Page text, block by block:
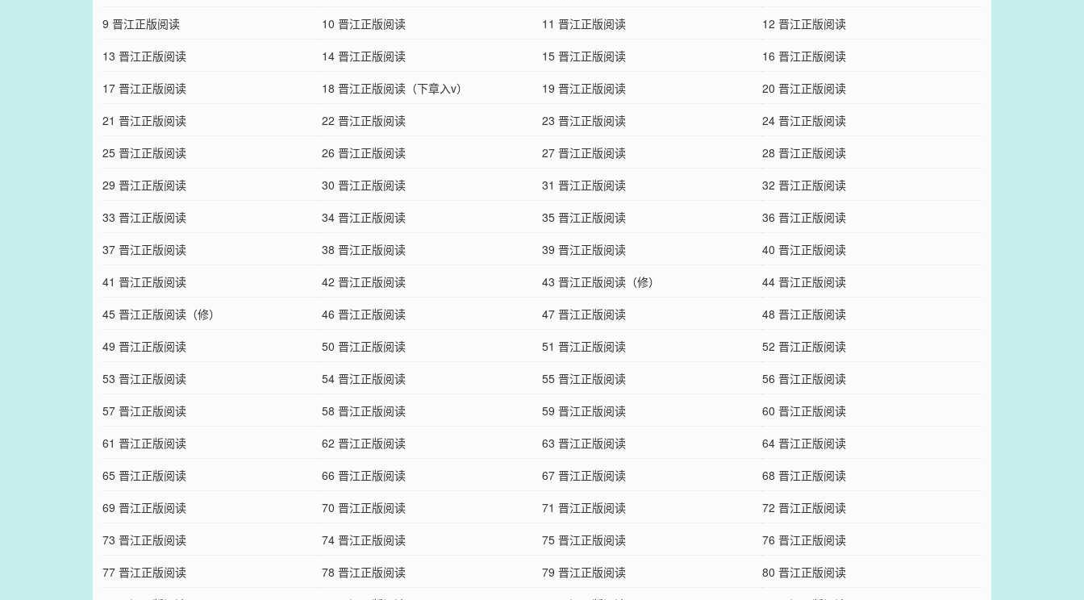
9 晋江正版阅读
10 晋江正版阅读 11 晋江正版阅读
12 晋江正版阅读
13 晋江正版阅读
14 晋江正版阅读 15 晋江正版阅读
16 晋江正版阅读
17 晋江正版阅读
18 晋江正版阅读（下章入v） 19 晋江正版阅读
20 晋江正版阅读
21 晋江正版阅读
22 晋江正版阅读 23 晋江正版阅读
24 晋江正版阅读
25 晋江正版阅读
26 晋江正版阅读 27 晋江正版阅读
28 晋江正版阅读
29 晋江正版阅读
30 晋江正版阅读 31 晋江正版阅读
32 晋江正版阅读
33 晋江正版阅读
34 晋江正版阅读 35 晋江正版阅读
36 晋江正版阅读
37 晋江正版阅读
38 晋江正版阅读 39 晋江正版阅读
40 晋江正版阅读
41 晋江正版阅读
42 晋江正版阅读 43 晋江正版阅读（修）
44 晋江正版阅读
45 晋江正版阅读（修）
46 晋江正版阅读 47 晋江正版阅读
48 晋江正版阅读
49 晋江正版阅读
50 晋江正版阅读 51 晋江正版阅读
52 晋江正版阅读
53 晋江正版阅读
54 晋江正版阅读 55 晋江正版阅读
56 晋江正版阅读
57 晋江正版阅读
58 晋江正版阅读 59 晋江正版阅读
60 晋江正版阅读
61 晋江正版阅读
62 晋江正版阅读 63 晋江正版阅读
64 晋江正版阅读
65 晋江正版阅读
66 晋江正版阅读 67 晋江正版阅读
68 晋江正版阅读
69 晋江正版阅读
70 晋江正版阅读 71 晋江正版阅读
72 晋江正版阅读
73 晋江正版阅读
74 晋江正版阅读 75 晋江正版阅读
76 晋江正版阅读
77 晋江正版阅读
78 晋江正版阅读 79 晋江正版阅读
80 晋江正版阅读